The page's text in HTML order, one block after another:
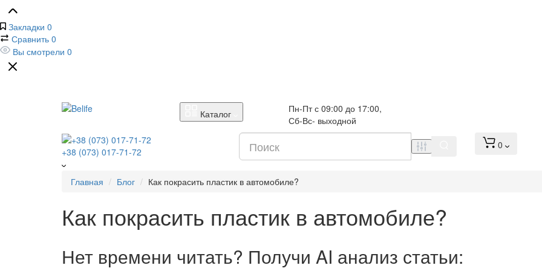
Закладки 0
Сравнить 0
Вы смотрели 0
Каталог
Пн-Пт с 09:00 до 17:00,
Сб-Вс- выходной
+38 (073) 017-71-72
0
Главная Блог Как покрасить пластик в автомобиле?
Как покрасить пластик в автомобиле?
Нет времени читать? Получи AI анализ статьи: